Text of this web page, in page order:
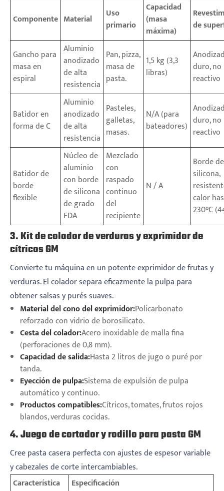
Componente Material
Uso
primario
Capacidad
(masa
máxima)
de
Gancho para
masa en
espiral
Aluminio
anodizado
de alta
resistencia
Pan, pizza,
masa de
pasta.
1,5 kg (3,3
libras)
duro, no
reactivo
Batidor en
forma de C
Aluminio
anodizado
de alta
resistencia
Pasteles,
galletas,
masas.
N/A (para
bateadores) duro, no
reactivo
Batidor de
borde
flexible
Núcleo de
aluminio
con borde
de silicona
de grado
FDA
Mezclado
con
raspado
continuo
del
recipiente
N / A
Borde de
silicona,
calor
230°C
3. Kit de colador de verduras y exprimidor de
cítricos GM
Convierte tu máquina en un potente exprimidor de frutas y
verduras. El colador separa eficazmente la pulpa para
obtener salsas y purés suaves.
Material del cono del exprimidor:Policarbonato
reforzado con vidrio de borosilicato.
Cesta del colador:Acero inoxidable de malla fina
(perforaciones de 0,8 mm).
Capacidad de salida:Hasta 2 litros de jugo o puré por
tanda.
Eyección de pulpa:Sistema de expulsión de pulpa
automático y continuo.
Productos compatibles:Cítricos, tomates, frutos rojos
blandos, verduras cocidas.
4. Juego de cortador y rodillo para pasta GM
Cree pasta casera perfecta con ajustes de espesor variable
y cabezales de corte intercambiables.
Característica
Especificación